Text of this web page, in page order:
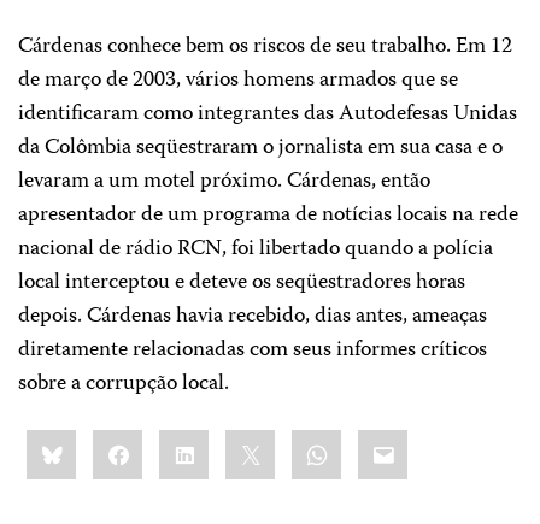
Cárdenas conhece bem os riscos de seu trabalho. Em 12
de março de 2003, vários homens armados que se
identificaram como integrantes das Autodefesas Unidas
da Colômbia seqüestraram o jornalista em sua casa e o
levaram a um motel próximo. Cárdenas, então
apresentador de um programa de notícias locais na rede
nacional de rádio RCN, foi libertado quando a polícia
local interceptou e deteve os seqüestradores horas
depois. Cárdenas havia recebido, dias antes, ameaças
diretamente relacionadas com seus informes críticos
sobre a corrupção local.
Share
this:BlueskyFacebookLinkedIn WhatsApp
Email